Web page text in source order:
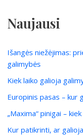
Naujausi
Išangės niežėjimas:
galimybės
Kiek laiko galioja
Europinis pasas – kur
„Maxima“ pinigai –
Kur patikrinti, ar